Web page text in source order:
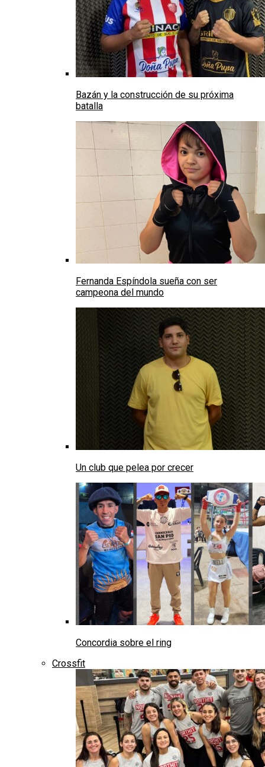
Bazán y la construcción de su próxima
batalla
Fernanda Espíndola sueña con ser
campeona del mundo
Un club que pelea por crecer
Concordia sobre el ring
Crossfit